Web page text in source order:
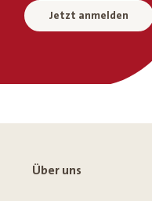
Jetzt anmelden
Über uns